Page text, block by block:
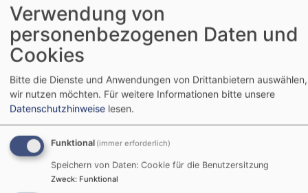
Hier den Text für vk_blockly einfügen.
Nicht barrierefreie Inhalte
Die nachstehend aufgeführten Inhalte sind aus den
folgenden Gründen nicht barrierefrei:
Barrieren Melden, Feedback
und Kontaktangaben
Sind Ihnen Barrieren beim Zugang zu Inhalten auf
Verwendung von
personenbezogenen Daten und
Cookies
Bitte die Dienste und Anwendungen von Drittanbietern
wir nutzen möchten. Für weitere Informationen bitte unsere
Datenschutzhinweise lesen.
Funktional (immer erforderlich)
Speichern von Daten: Cookie für die Benutzersitzung
Zweck: Funktional